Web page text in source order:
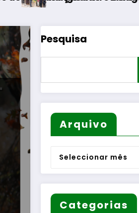
Pesquisa
Arquivo
Arquivo
Categorias